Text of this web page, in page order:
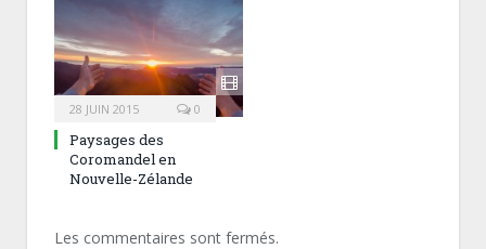
28 JUIN 2015 0
Paysages des
Coromandel en
Nouvelle-Zélande
Les commentaires sont fermés.